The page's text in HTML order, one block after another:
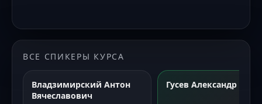
собственных решений и подходами к их
внедрению.
ВСЕ СПИКЕРЫ КУРСА
Владзимирский Антон
Вячеславович
Гусев Александр